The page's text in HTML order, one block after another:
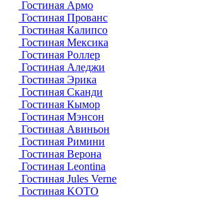
Гостиная Армо
Гостиная Прованс
Гостиная Калипсо
Гостиная Мексика
Гостиная Роллер
Гостиная Аледжи
Гостиная Эрика
Гостиная Сканди
Гостиная Кымор
Гостиная Мэнсон
Гостиная Авиньон
Гостиная Римини
Гостиная Верона
Гостиная Leontina
Гостиная Jules Verne
Гостиная KOTO